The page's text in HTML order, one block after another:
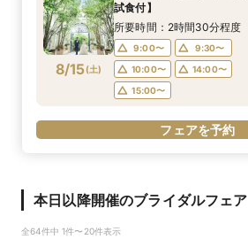
8/15(土)
試食付】
所要時間：2時間30分程度
9:00〜
9:30〜
10:00〜
14:00〜
15:00〜
フェアを予約
本日以降開催のブライダルフェア
全64件中 1件〜20件表示